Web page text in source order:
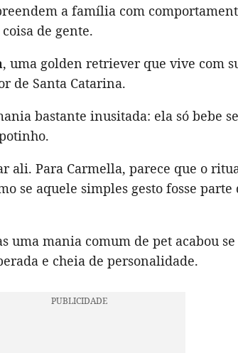
a família com
de gente.
, uma golden retriever que vive com
de Santa Catarina.
bastante inusitada: ela só bebe
ali. Para Carmella, parece que o
se aquele simples gesto fosse parte
uma mania comum de pet acabou
e cheia de personalidade.